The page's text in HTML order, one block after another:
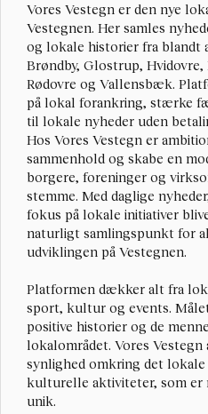
Vores Vestegn er den nye
Vestegnen. Her samles
og lokale historier fra blandt
Brøndby, Glostrup, Hvidovre,
Rødovre og Vallensbæk.
på lokal forankring, stærke
til lokale nyheder uden
Hos Vores Vestegn er
sammenhold og skabe en
borgere, foreninger og
stemme. Med daglige
fokus på lokale initiativer
naturligt samlingspunkt for
udviklingen på Vestegnen.
Platformen dækker alt fra
sport, kultur og events.
positive historier og de
lokalområdet. Vores Vestegn
synlighed omkring det
kulturelle aktiviteter, som er
unik.